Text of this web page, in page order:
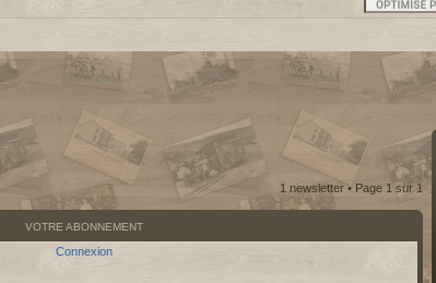
1 newsletter • Page 1 sur1
VOTRE ABONNEMENT
Connexion